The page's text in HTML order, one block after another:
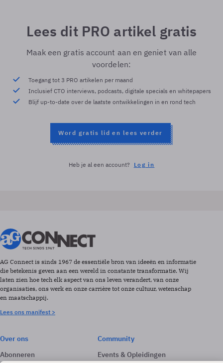
Lees dit PRO artikel gratis
Maak een gratis account aan en geniet van alle
voordelen:
Toegang tot 3 PRO artikelen per maand
Inclusief CTO interviews, podcasts, digitale specials en whitepapers
Blijf up-to-date over de laatste ontwikkelingen in en rond tech
Word gratis lid en lees verder
Heb je al een account? Log in
AG Connect is sinds 1967 de essentiële bron van ideeën en informatie
die betekenis geven aan een wereld in constante transformatie. Wij
laten zien hoe tech elk aspect van ons leven verandert, van onze
organisaties, ons werk en onze carrière tot onze cultuur, wetenschap
en maatschappij.
Lees ons manifest >
Over ons
Abonneren
Community
Events & Opleidingen